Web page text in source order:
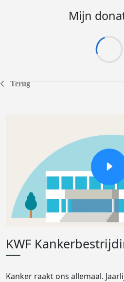
Terug
Mijn
KWF
Kanker raakt ons allemaal.